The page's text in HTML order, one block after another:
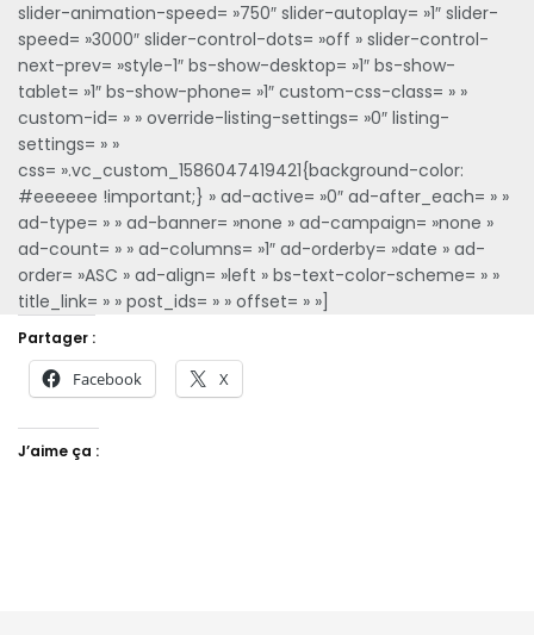
slider-animation-speed= »750″ slider-autoplay= »1″ slider-
speed= »3000″ slider-control-dots= »off » slider-control-
next-prev= »style-1″ bs-show-desktop= »1″ bs-show-
tablet= »1″ bs-show-phone= »1″ custom-css-class= » »
custom-id= » » override-listing-settings= »0″ listing-
settings= » »
css= ».vc_custom_1586047419421{background-color:
#eeeeee !important;} » ad-active= »0″ ad-after_each= » »
ad-type= » » ad-banner= »none » ad-campaign= »none »
ad-count= » » ad-columns= »1″ ad-orderby= »date » ad-
order= »ASC » ad-align= »left » bs-text-color-scheme= » »
title_link= » » post_ids= » » offset= » »]
Partager :
Facebook X
J’aime ça :